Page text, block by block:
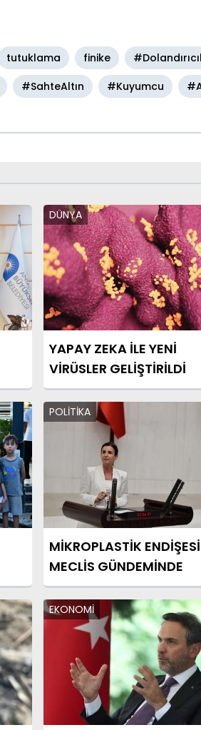
tutuklama finike
#SahteAltın #Kuyumcu
DÜNYA
YAPAY ZEKA İLE YENİ
VİRÜSLER GELİŞTİRİLDİ
POLİTİKA
MİKROPLASTİK ENDİŞESİ
MECLİS GÜNDEMİNDE
EKONOMİ